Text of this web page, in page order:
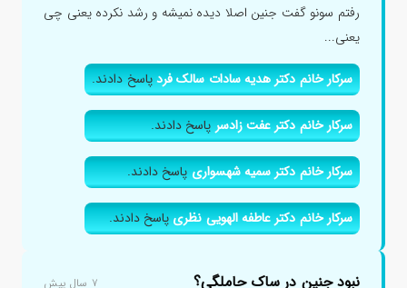
رفتم سونو گفت جنین اصلا دیده نمیشه و رشد نکرده یعنی چی
یعنی...
سرکار خانم دکتر هدیه سادات سالک فردپاسخ دادند.
سرکار خانم دکتر عفت زادسرپاسخ دادند.
سرکار خانم دکتر سمیه شهسواریپاسخ دادند.
سرکار خانم دکتر عاطفه الهویی نظریپاسخ دادند.
نبود جنین در ساک حاملگی؟ ۷ سال پیش